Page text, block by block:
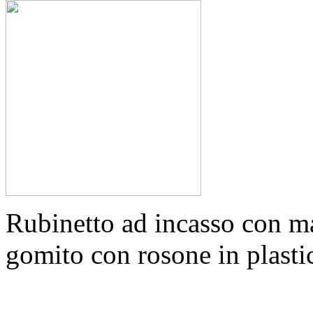
Rubinetto ad incasso con
gomito con rosone in